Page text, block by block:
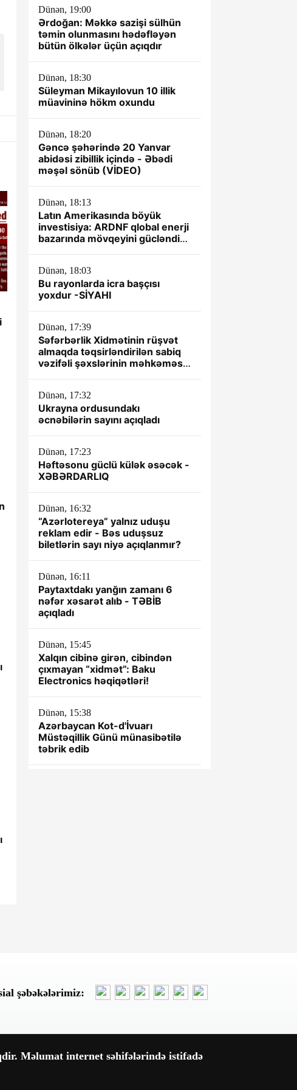
Dünən, 19:00
Ərdoğan: Məkkə sazişi sülhün
təmin olunmasını hədəfləyən
bütün ölkələr üçün açıqdır
Dünən, 18:30
Süleyman Mikayılovun 10 illik
müavininə hökm oxundu
Dünən, 18:20
Gəncə şəhərində 20 Yanvar
abidəsi zibillik içində - Əbədi
məşəl sönüb (VİDEO)
Dünən, 18:13
Latın Amerikasında böyük
investisiya: ARDNF qlobal enerji
bazarında mövqeyini gücləndirir
Dünən, 18:03
Bu rayonlarda icra başçısı
yoxdur -SİYAHI
Dünən, 17:39
Səfərbərlik Xidmətinin rüşvət
almaqda təqsirləndirilən sabiq
vəzifəli şəxslərinin məhkəməsi
Dünən, 17:32
Ukrayna ordusundakı
əcnəbilərin sayını açıqladı
Dünən, 17:23
Həftəsonu güclü külək əsəcək -
XƏBƏRDARLIQ
Dünən, 16:32
“Azərlotereya” yalnız uduşu
reklam edir - Bəs uduşsuz
biletlərin sayı niyə açıqlanmır?
Dünən, 16:11
Paytaxtdakı yanğın zamanı 6
nəfər xəsarət alıb - TƏBİB
açıqladı
Dünən, 15:45
Xalqın cibinə girən, cibindən
çıxmayan “xidmət”: Baku
Electronics həqiqətləri!
Dünən, 15:38
Azərbaycan Kot-d'İvuarı
Müstəqillik Günü münasibətilə
təbrik edib
Tramp: İran razılaşma əldə
etmək istəyir
cənab Rovşən Nəcəf ?
şəbəkələrimiz:
Məlumat internet səhifələrində istifadə